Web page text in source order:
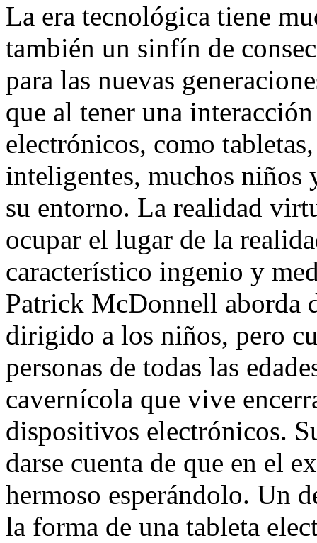
La era tecnológica tiene
también un sinfín de
para las nuevas
que al tener una
electrónicos, como
inteligentes, muchos niños
su entorno. La realidad
ocupar el lugar de la
característico ingenio y
Patrick McDonnell aborda
dirigido a los niños, pero
personas de todas las
cavernícola que vive
dispositivos electrónicos.
darse cuenta de que en el
hermoso esperándolo. Un
la forma de una tableta